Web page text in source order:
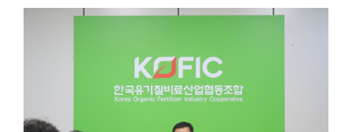
게시물
내용을